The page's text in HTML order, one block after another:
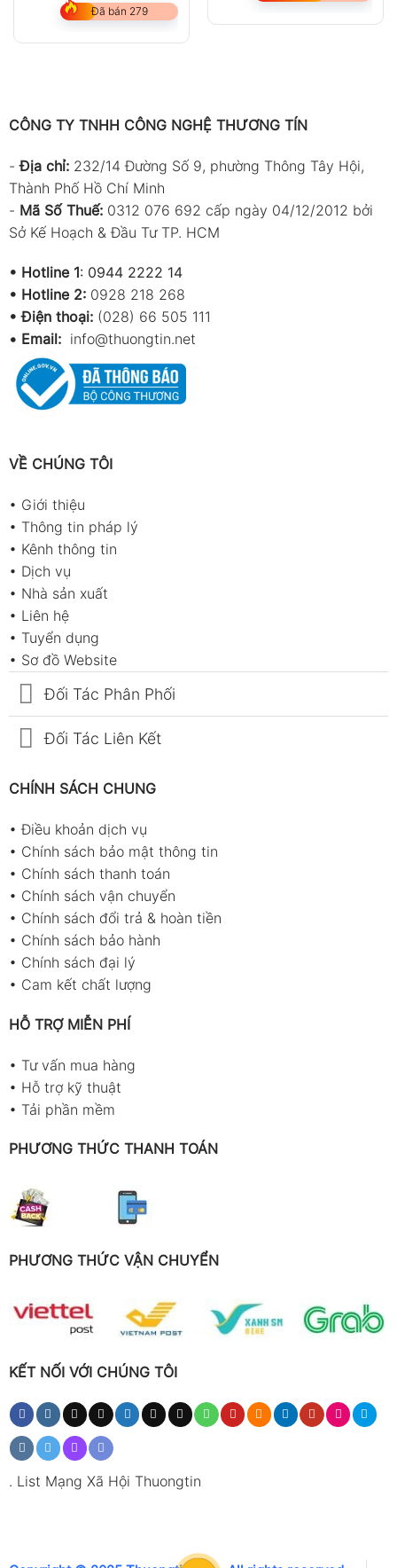
Đã bán 279
CÔNG TY TNHH CÔNG NGHỆ THƯƠNG TÍN
-Địa chỉ: 232/14 Đường Số 9, phường Thông Tây Hội,
Thành Phố Hồ Chí Minh
- Mã Số Thuế: 0312 076 692 cấp ngày 04/12/2012 bởi
Sở Kế Hoạch & Đầu Tư TP. HCM
• Hotline 1: 0944 2222 14
• Hotline 2: 0928 218 268
• Điện thoại: (028) 66 505 111
• Email: info@thuongtin.net
VỀ CHÚNG TÔI
• Giới thiệu
• Thông tin pháp lý
• Kênh thông tin
• Dịch vụ
• Nhà sản xuất
• Liên hệ
• Tuyển dụng
• Sơ đồ Website
Đối Tác Phân Phối
Đối Tác Liên Kết
CHÍNH SÁCH CHUNG
•Điều khoản dịch vụ
• Chính sách bảo mật thông tin
• Chính sách thanh toán
• Chính sách vận chuyển
• Chính sách đổi trả & hoàn tiền
• Chính sách bảo hành
• Chính sách đại lý
• Cam kết chất lượng
HỖ TRỢ MIỄN PHÍ
• Tư vấn mua hàng
• Hỗ trợ kỹ thuật
• Tải phần mềm
PHƯƠNG THỨC THANH TOÁN
PHƯƠNG THỨC VẬN CHUYỂN
KẾT NỐI VỚI CHÚNG TÔI
. List Mạng Xã Hội Thuongtin